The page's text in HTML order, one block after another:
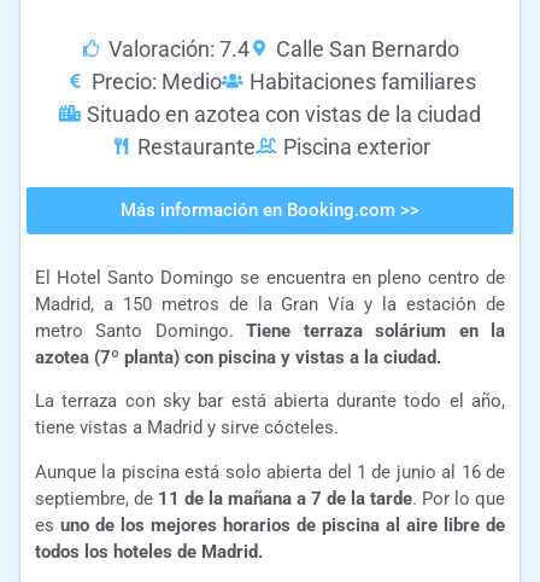
Valoración: 7.4
Calle San Bernardo
Precio: Medio
Habitaciones familiares
Situado en azotea con vistas de la ciudad
Restaurante
Piscina exterior
Más información en Booking.com >>
El Hotel Santo Domingo se encuentra en pleno centro de
Madrid, a 150 metros de la Gran Vía y la estación de
metro Santo Domingo.Tiene terraza solárium en la
azotea (7º planta) con piscina y vistas a la ciudad.
La terraza con sky bar está abierta durante todo el año,
tiene vistas a Madrid y sirve cócteles.
Aunque la piscina está solo abierta del 1 de junio al 16 de
septiembre, de 11 de la mañana a 7 de la tarde. Por lo que
es uno de los mejores horarios de piscina al aire libre de
todos los hoteles de Madrid.